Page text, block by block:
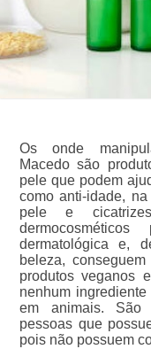
Os onde
Macedo são
pele que podem
como anti-idade,
pele e
dermatológica e,
beleza,
produtos veganos
nenhum
em animais. São
pessoas que
pois não possuem